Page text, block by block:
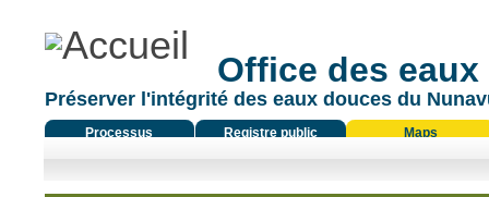
Office des
Préserver l'intégrité des eaux douces du
Processus
Registre public Maps